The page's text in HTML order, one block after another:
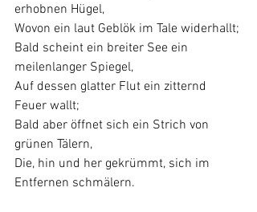
erhobnen Hügel,
Wovon ein laut Geblök im Tale widerhallt;
Bald scheint ein breiter See ein
meilenlanger Spiegel,
Auf dessen glatter Flut ein zitternd
Feuer wallt;
Bald aber öffnet sich ein Strich von
grünen Tälern,
Die, hin und her gekrümmt, sich im
Entfernen schmälern.